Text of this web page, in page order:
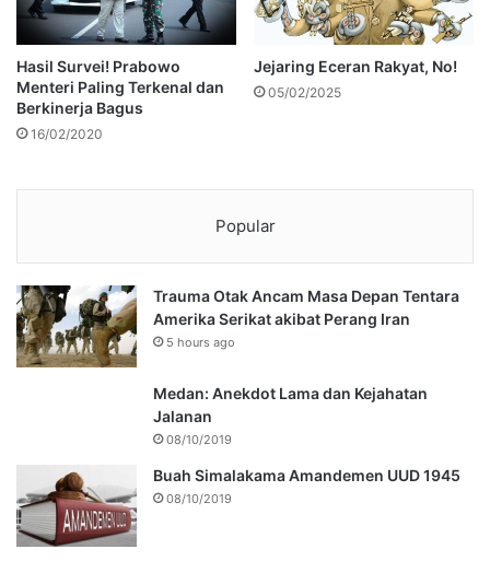
Hasil Survei! Prabowo
Menteri Paling Terkenal dan
Berkinerja Bagus
16/02/2020
Jejaring Eceran Rakyat, No!
05/02/2025
Popular
Trauma Otak Ancam Masa Depan Tentara
Amerika Serikat akibat Perang Iran
5 hours ago
Medan: Anekdot Lama dan Kejahatan
Jalanan
08/10/2019
Buah Simalakama Amandemen UUD 1945
08/10/2019